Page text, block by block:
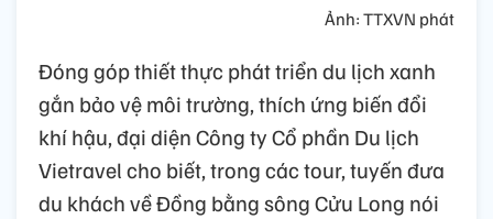
Ảnh: TTXVN phát
Đóng góp thiết thực phát triển du lịch xanh
gắn bảo vệ môi trường, thích ứng biến đổi
khí hậu, đại diện Công ty Cổ phần Du lịch
Vietravel cho biết, trong các tour, tuyến đưa
du khách về Đồng bằng sông Cửu Long nói